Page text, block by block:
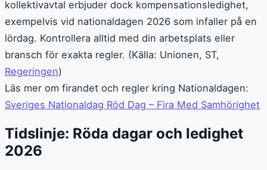
kollektivavtal erbjuder dock kompensationsledighet,
exempelvis vid nationaldagen 2026 som infaller på en
lördag. Kontrollera alltid med din arbetsplats eller
bransch för exakta regler. (Källa: Unionen, ST,
Regeringen)
Läs mer om firandet och regler kring Nationaldagen:
Sveriges Nationaldag Röd Dag – Fira Med Samhörighet
Tidslinje: Röda dagar och ledighet
2026